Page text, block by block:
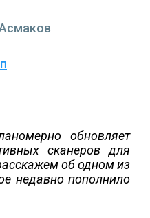
обновляет
сканеров для
об одном из
недавно пополнило